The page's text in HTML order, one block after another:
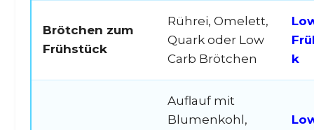
Brötchen zum
Frühstück
Rührei, Omelett,
Quark oder Low
Carb Brötchen
k
Auflauf mit
Blumenkohl,